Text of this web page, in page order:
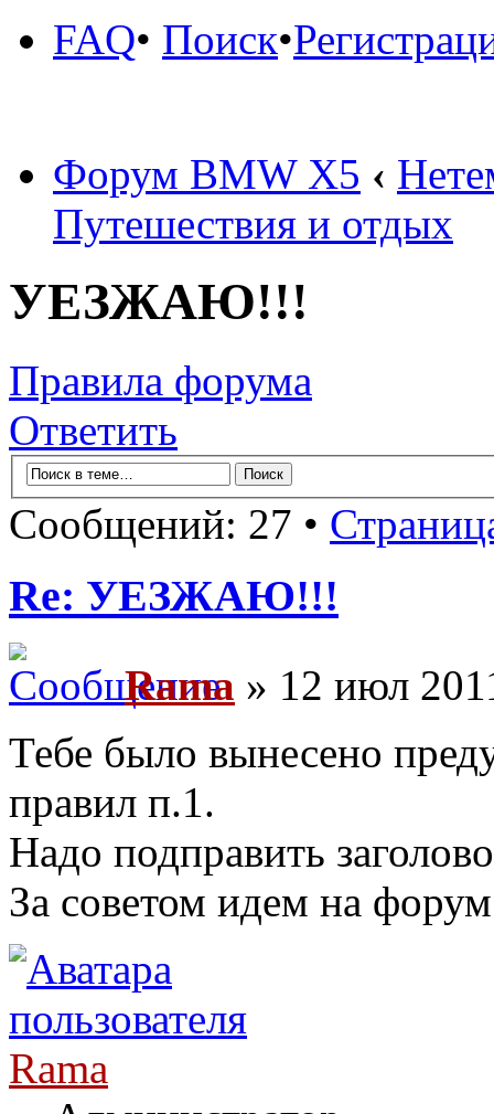
FAQ• Поиск•
Форум BMW X5 ‹
Путешествия и отдых
УЕЗЖАЮ!!!
Правила форума
Ответить
Сообщений: 27 •
Re: УЕЗЖАЮ!!!
Rama » 12 июл
Тебе было вынесено
правил п.1.
Надо подправить
За советом идем на
Rama